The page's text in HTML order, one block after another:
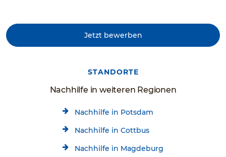
Jetzt bewerben
STANDORTE
Nachhilfe in weiteren Regionen
Nachhilfe in Potsdam
Nachhilfe in Cottbus
Nachhilfe in Magdeburg